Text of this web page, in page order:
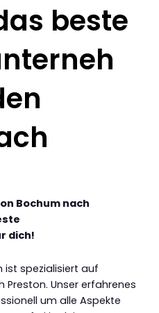
beste
Bochum nach
dich!
ist spezialisiert auf
Unser erfahrenes
um alle Aspekte